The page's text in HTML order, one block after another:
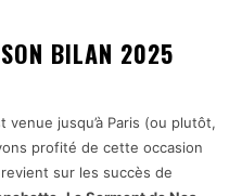
BILAN 2025
venue jusqu’à Paris (ou plutôt,
profité de cette occasion
sur les succès de